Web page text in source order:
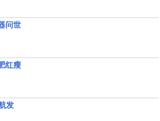
问世
红瘦
发